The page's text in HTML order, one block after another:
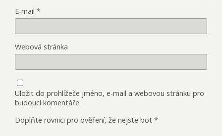
E-mail *
Webová stránka
Uložit do prohlížeče jméno, e-mail a webovou stránku pro
budoucí komentáře.
Doplňte rovnici pro ověření, že nejste bot *